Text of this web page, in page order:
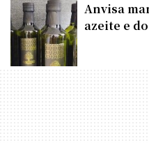
Anvisa
azeite e